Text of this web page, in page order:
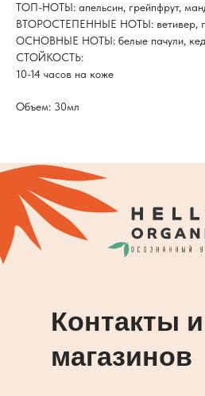
ТОП-НОТЫ: апельсин, грейпфрут,
ВТОРОСТЕПЕННЫЕ НОТЫ: ветивер,
ОСНОВНЫЕ НОТЫ: белые пачули,
СТОЙКОСТЬ:
10-14 часов на коже
Объем: 30мл
Контакты
магазинов